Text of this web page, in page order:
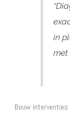
in
met
Bouw